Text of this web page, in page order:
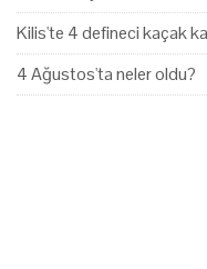
Kilis'te 4 defineci kaçak
4 Ağustos'ta neler oldu?